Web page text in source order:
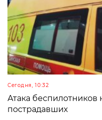
Сегодня, 10:32
Атака
пострадавших